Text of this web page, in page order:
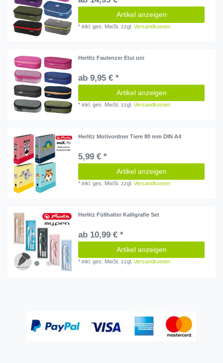
Artikel anzeigen
*inkl. ges. MwSt. zzgl.Versandkosten
Herlitz Faulenzer Etui uni
ab 9,95 € *
Artikel anzeigen
*inkl. ges. MwSt. zzgl.Versandkosten
Herlitz Motivordner Tiere 80 mm DIN A4
5,99 € *
Artikel anzeigen
*inkl. ges. MwSt. zzgl.Versandkosten
Herlitz Füllhalter Kalligrafie Set
ab 10,99 € *
Artikel anzeigen
*inkl. ges. MwSt. zzgl.Versandkosten